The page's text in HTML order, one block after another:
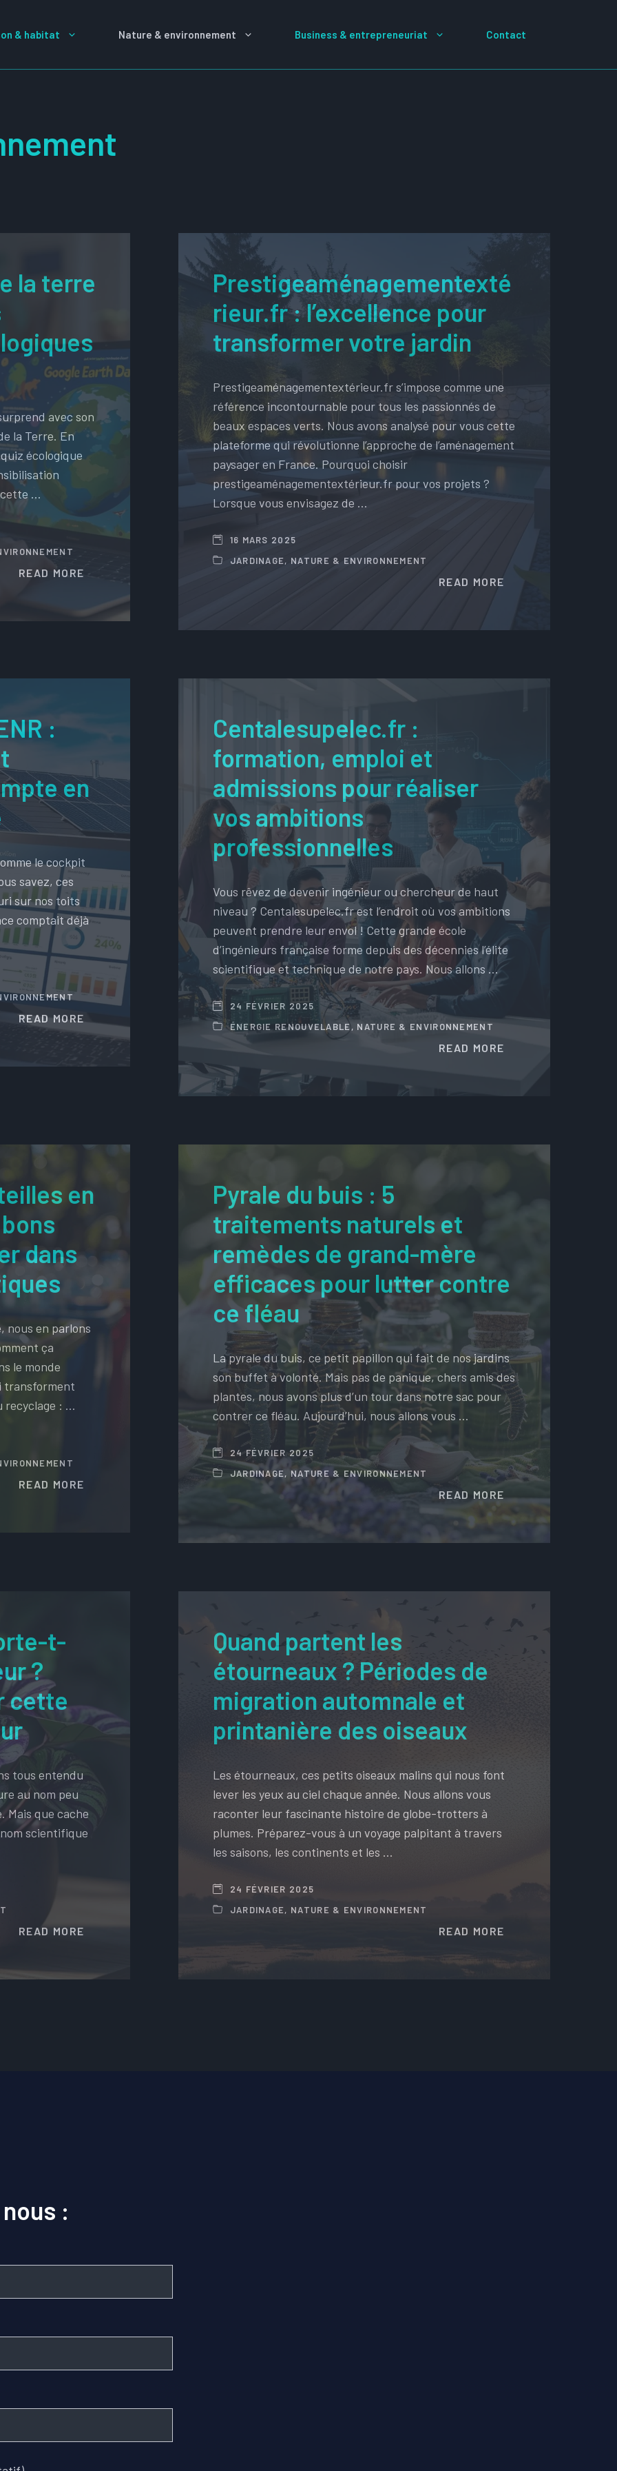
& habitat Nature & environnement Business & entrepreneuriat Contact
la terre
avec son
la Terre. En
écologique
cette …
READ MORE
Prestigeaménagementexté
rieur.fr : l’excellence pour
transformer votre jardin
Prestigeaménagementextérieur.fr s’impose comme une
référence incontournable pour tous les passionnés de
beaux espaces verts. Nous avons analysé pour vous cette
plateforme qui révolutionne l’approche de l’aménagement
paysager en France. Pourquoi choisir
prestigeaménagementextérieur.fr pour vos projets ?
Lorsque vous envisagez de …
16 MARS 2025
JARDINAGE, NATURE & ENVIRONNEMENT
READ MORE
:
en
le cockpit
savez, ces
sur nos toits
comptait déjà
READ MORE
Centalesupelec.fr :
formation, emploi et
admissions pour réaliser
vos ambitions
professionnelles
Vous rêvez de devenir ingénieur ou chercheur de haut
niveau ? Centalesupelec.fr est l’endroit où vos ambitions
peuvent prendre leur envol ! Cette grande école
d’ingénieurs française forme depuis des décennies l’élite
scientifique et technique de notre pays. Nous allons …
24 FÉVRIER 2025
ÉNERGIE RENOUVELABLE, NATURE & ENVIRONNEMENT
READ MORE
en
dans
nous en parlons
ça
le monde
transforment
recyclage : …
READ MORE
Pyrale du buis : 5
traitements naturels et
remèdes de grand-mère
efficaces pour lutter contre
ce fléau
La pyrale du buis, ce petit papillon qui fait de nos jardins
son buffet à volonté. Mais pas de panique, chers amis des
plantes, nous avons plus d’un tour dans notre sac pour
contrer ce fléau. Aujourd’hui, nous allons vous …
24 FÉVRIER 2025
JARDINAGE, NATURE & ENVIRONNEMENT
READ MORE
t-
?
cette
tous entendu
au nom peu
Mais que cache
scientifique
READ MORE
Quand partent les
étourneaux ? Périodes de
migration automnale et
printanière des oiseaux
Les étourneaux, ces petits oiseaux malins qui nous font
lever les yeux au ciel chaque année. Nous allons vous
raconter leur fascinante histoire de globe-trotters à
plumes. Préparez-vous à un voyage palpitant à travers
les saisons, les continents et les …
24 FÉVRIER 2025
JARDINAGE, NATURE & ENVIRONNEMENT
READ MORE
: